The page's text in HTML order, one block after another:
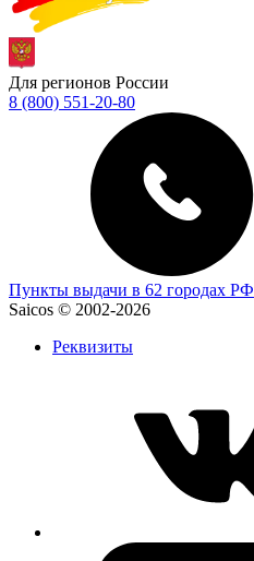
Для регионов России
8 (800) 551-20-80
Пункты выдачи в 62 городах РФ
Saicos © 2002-2026
Реквизиты